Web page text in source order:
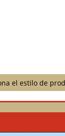
el estilo de